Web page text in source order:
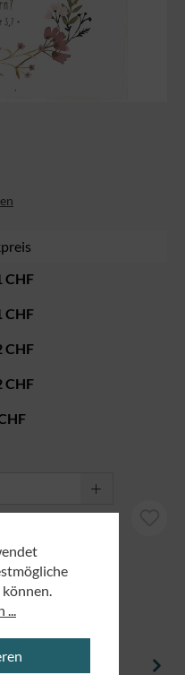
CHF
CHF
CHF
CHF
gewünschten